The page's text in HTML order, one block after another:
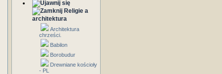
Religie a
architektura
Architektura
chrześci.
Babilon
Borobudur
Drewniane kościoły
- PL